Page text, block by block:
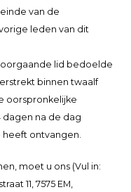
van de
leden van dit
lid bedoelde
binnen twaalf
oorspronkelijke
dagen na de dag
ontvangen.
moet u ons (Vul in:
11, 7575 EM,